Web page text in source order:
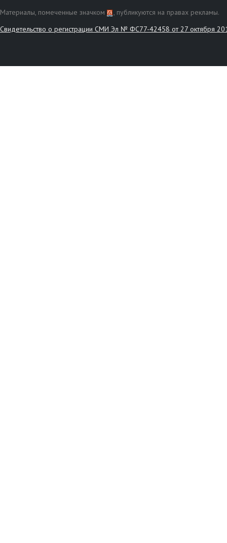
Материалы, помеченные значком
, публикуются на правах рекламы.
Свидетельство о регистрации СМИ Эл № ФС77-42458 от 27 октября